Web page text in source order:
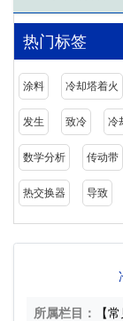
热门标签
涂料 冷却塔着火
发生 致冷 冷
数学分析 传动带
热交换器 导致
所属栏目： 【